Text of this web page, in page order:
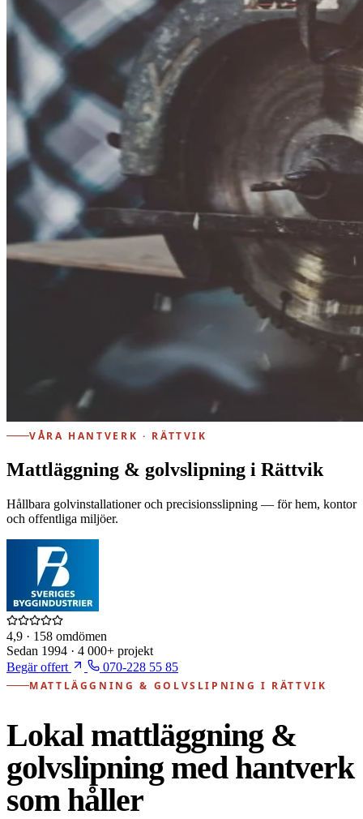
VÅRA HANTVERK · RÄTTVIK
Mattläggning & golvslipning i Rättvik
Hållbara golvinstallationer och precisionsslipning — för hem, kontor
och offentliga miljöer.
4,9 · 158 omdömen
Sedan 1994 · 4 000+ projekt
Begär offert
070-228 55 85
MATTLÄGGNING & GOLVSLIPNING I RÄTTVIK
Lokal mattläggning &
golvslipning med hantverk
som håller